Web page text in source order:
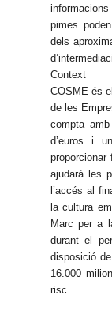
pimes
dels
Context
COSME és
de les
compta
d’euros i
proporcionar
ajudarà les
l’accés al
la cultura
Marc per a
durant el
disposició
16.000
risc.